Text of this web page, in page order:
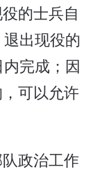
的士兵自
出现役的
完成；因
可以允许
政治工作